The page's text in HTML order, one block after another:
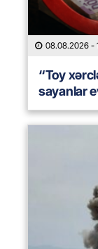
08.08.2026 -
“Toy
sayanlar